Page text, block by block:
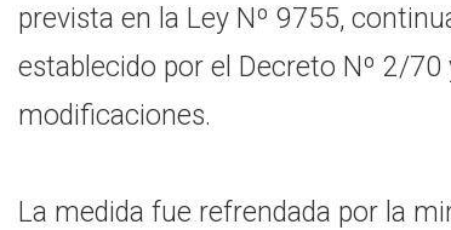
prevista en la Ley Nº 9755,
establecido por el Decreto Nº 2/70
modificaciones.
La medida fue refrendada por la